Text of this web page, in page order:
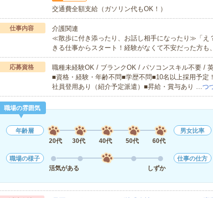
交通費全額支給（ガソリン代もOK！）
仕事内容
介護関連
≪散歩に付き添ったり、お話し相手になったり≫「え
きる仕事からスタート！経験がなくて不安だった方
応募資格
職種未経験OK / ブランクOK / パソコンスキル不要 /
■資格・経験・年齢不問■学歴不問■10名以上採用予
社員登用あり（紹介予定派遣）■昇給・賞与あり …つ
職場の雰囲気
年齢層
20代
30代 40代 50代 60代
男女比率
職場の様子
活気がある
しずか
仕事の仕方